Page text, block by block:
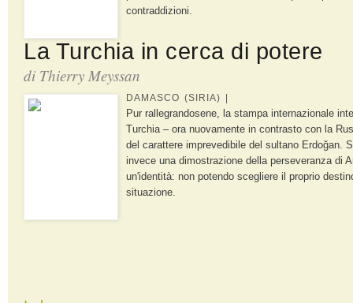
contraddizioni.
La Turchia in cerca di potere
di Thierry Meyssan
DAMASCO (SIRIA) |
Pur rallegrandosene, la stampa internazionale
Turchia – ora nuovamente in contrasto con la
del carattere imprevedibile del sultano Erdoğan.
invece una dimostrazione della perseveranza di
un'identità: non potendo scegliere il proprio
situazione.